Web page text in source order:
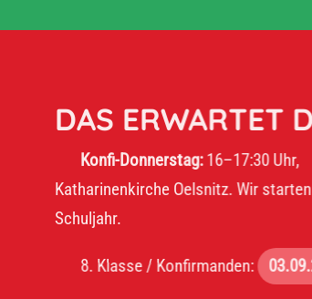
DAS ERWARTET DICH
Konfi-Donnerstag:16–17:30 Uhr,
Katharinenkirche Oelsnitz. Wir starten im neuen
Schuljahr.
8. Klasse / Konfirmanden: 03.09.2026